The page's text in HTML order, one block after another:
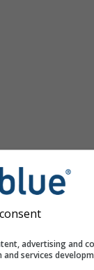
advertising and
and services